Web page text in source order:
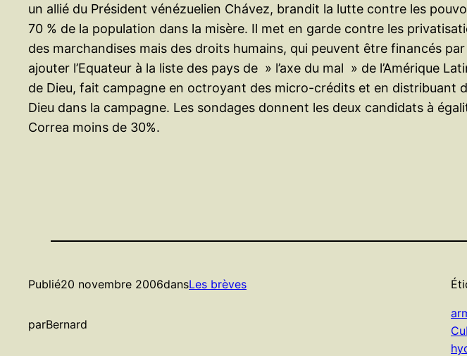
un allié du Président vénézuelien Chávez, brandit la lutte contre les
70 % de la population dans la misère. Il met en garde contre les
des marchandises mais des droits humains, qui peuvent être financés
ajouter l’Equateur à la liste des pays de » l’axe du mal » de l’Amérique
de Dieu, fait campagne en octroyant des micro-crédits et en distribuant
Dieu dans la campagne. Les sondages donnent les deux candidats à
Correa moins de 30%.
Publié20 novembre 2006dansLes brèves
parBernard